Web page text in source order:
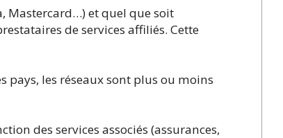
Mastercard…) et quel que soit
de services affiliés. Cette
pays, les réseaux sont plus ou moins
des services associés (assurances,